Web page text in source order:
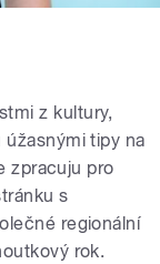
z kultury,
úžasnými tipy na
zpracuju pro
s
regionální
rok.